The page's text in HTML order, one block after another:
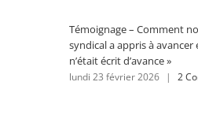
Témoignage – Comment
syndical a appris à avancer
n’était écrit d’avance »
lundi 23 février 2026 | 2